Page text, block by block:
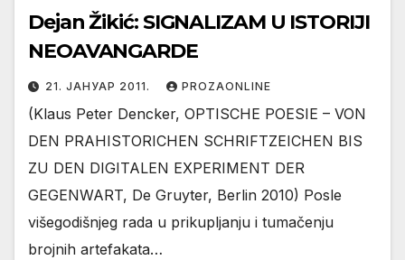
Dejan Žikić: SIGNALIZAM U ISTORIJI
NEOAVANGARDE
21. ЈАНУАР 2011. PROZAONLINE
(Klaus Peter Dencker, OPTISCHE POESIE – VON
DEN PRAHISTORICHEN SCHRIFTZEICHEN BIS
ZU DEN DIGITALEN EXPERIMENT DER
GEGENWART, De Gruyter, Berlin 2010) Posle
višegodišnjeg rada u prikupljanju i tumačenju
brojnih artefakata…